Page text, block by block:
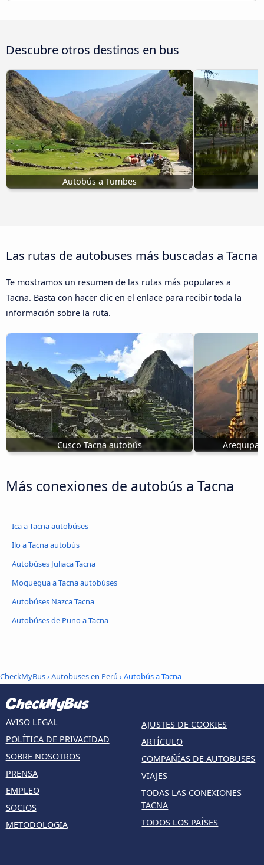
Descubre otros destinos en bus
Autobús a Tumbes
Las rutas de autobuses más buscadas a Tacna
Te mostramos un resumen de las rutas más populares a
Tacna. Basta con hacer clic en el enlace para recibir toda la
información sobre la ruta.
Cusco Tacna autobús Arequipa,
Más conexiones de autobús a Tacna
Ica a Tacna autobúses
Ilo a Tacna autobús
Autobúses Juliaca Tacna
Moquegua a Tacna autobúses
Autobúses Nazca Tacna
Autobúses de Puno a Tacna
CheckMyBus›Autobuses en Perú › Autobús a Tacna
AVISO LEGAL
POLÍTICA DE PRIVACIDAD
SOBRE NOSOTROS
PRENSA
EMPLEO
SOCIOS
METODOLOGIA
AJUSTES DE COOKIES
ARTÍCULO
COMPAÑÍAS DE AUTOBUSES
VIAJES
TODAS LAS CONEXIONES
TACNA
TODOS LOS PAÍSES